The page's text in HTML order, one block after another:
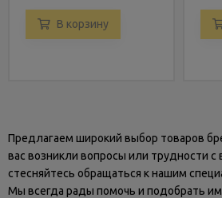
В корзину
Предлагаем широкий выбор товаров
вас возникли вопросы или трудности с
стесняйтесь обращаться к нашим
Мы всегда рады помочь и подобрать